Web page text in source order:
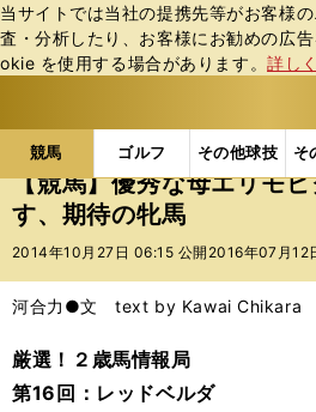
当サイトでは当社の提携先等がお客様
査・分析したり、お客様にお勧めの広
okie を使⽤する場合があります。詳し
競馬 ゴルフ その他球技 そ
b
ス
ポ
ル
バ
競馬の記事一覧 競馬 【
【競馬】優秀な母エリモ
す、期待の牝馬
2014年10月27日 06:15 公開 2016年07月12
河合力●文 text by Kawai Chikara
厳選！２歳馬情報局
第16回：レッドベルダ